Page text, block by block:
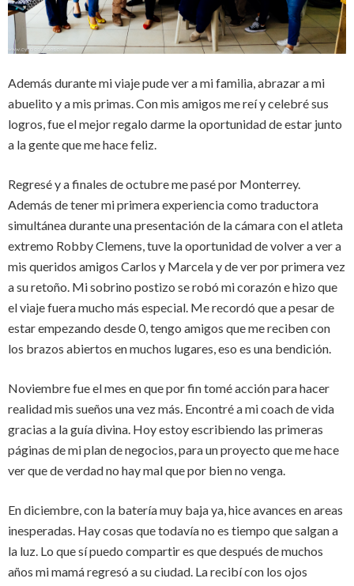
Además durante mi viaje pude ver a mi familia, abrazar a mi
abuelito y a mis primas. Con mis amigos me reí y celebré sus
logros, fue el mejor regalo darme la oportunidad de estar junto
a la gente que me hace feliz.
Regresé y a finales de octubre me pasé por Monterrey.
Además de tener mi primera experiencia como traductora
simultánea durante una presentación de la cámara con el atleta
extremo Robby Clemens, tuve la oportunidad de volver a ver a
mis queridos amigos Carlos y Marcela y de ver por primera vez
a su retoño. Mi sobrino postizo se robó mi corazón e hizo que
el viaje fuera mucho más especial. Me recordó que a pesar de
estar empezando desde 0, tengo amigos que me reciben con
los brazos abiertos en muchos lugares, eso es una bendición.
Noviembre fue el mes en que por fin tomé acción para hacer
realidad mis sueños una vez más. Encontré a mi coach de vida
gracias a la guía divina. Hoy estoy escribiendo las primeras
páginas de mi plan de negocios, para un proyecto que me hace
ver que de verdad no hay mal que por bien no venga.
En diciembre, con la batería muy baja ya, hice avances en areas
inesperadas. Hay cosas que todavía no es tiempo que salgan a
la luz. Lo que sí puedo compartir es que después de muchos
años mi mamá regresó a su ciudad. La recibí con los ojos